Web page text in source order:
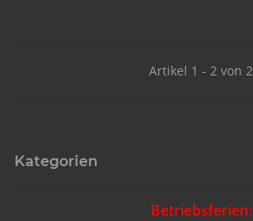
Artikel 1 - 2 von 2
Kategorien
Betriebsferien: